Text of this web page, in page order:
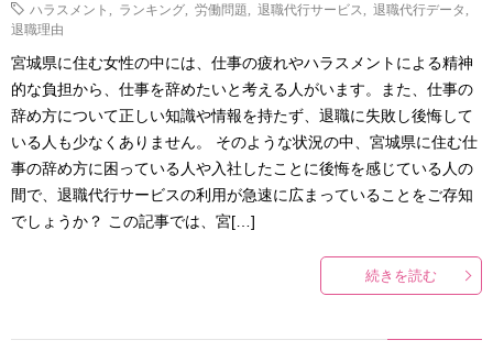
ハラスメント
ランキング 労働問題 退職代行サービス 退職代行データ
退職理由
宮城県に住む女性の中には、仕事の疲れやハラスメントによる精神
的な負担から、仕事を辞めたいと考える人がいます。また、仕事の
辞め方について正しい知識や情報を持たず、退職に失敗し後悔して
いる人も少なくありません。 そのような状況の中、宮城県に住む仕
事の辞め方に困っている人や入社したことに後悔を感じている人の
間で、退職代行サービスの利用が急速に広まっていることをご存知
でしょうか？ この記事では、宮[…]
続きを読む